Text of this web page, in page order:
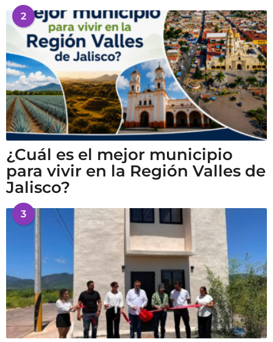
2
¿Cuál es el mejor municipio
para vivir en la Región Valles de
Jalisco?
3